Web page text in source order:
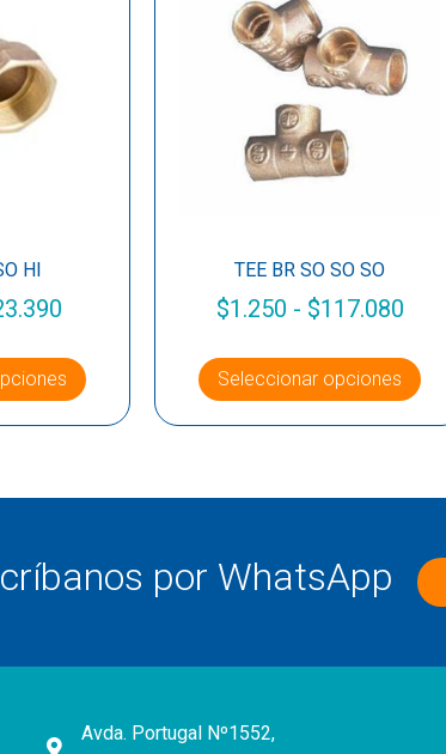
HI TEE BR SO SO SO
$1.250 - $117.080
Seleccionar opciones
por WhatsApp
Avda. Portugal Nº1552,